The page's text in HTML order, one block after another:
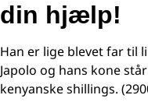
din hjælp!
Han er lige blevet far til
Japolo og hans kone
kenyanske shillings.